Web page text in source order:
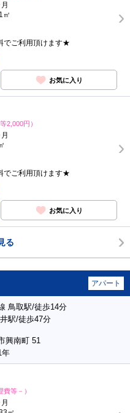
㎡
でご利用頂けます★
お気に入り
2,000円）
でご利用頂けます★
お気に入り
る
アパート
鳥取駅/徒歩14分
駅/徒歩47分
興南町 51
年
費等－）